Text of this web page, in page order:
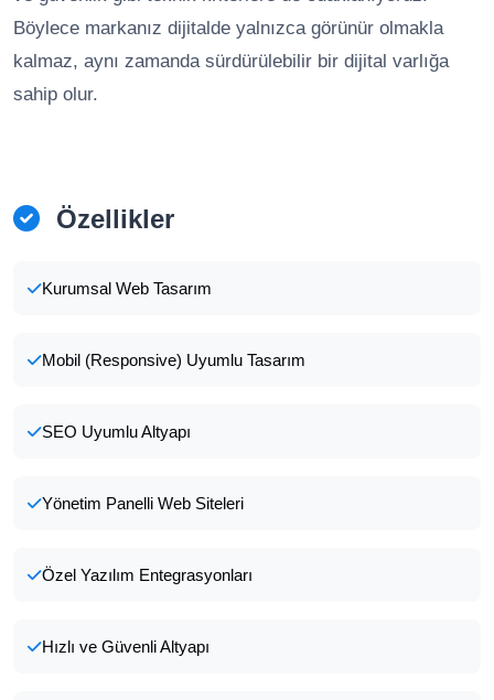
Böylece markanız dijitalde yalnızca görünür olmakla
kalmaz, aynı zamanda sürdürülebilir bir dijital varlığa
sahip olur.
Özellikler
Kurumsal Web Tasarım
Mobil (Responsive) Uyumlu Tasarım
SEO Uyumlu Altyapı
Yönetim Panelli Web Siteleri
Özel Yazılım Entegrasyonları
Hızlı ve Güvenli Altyapı